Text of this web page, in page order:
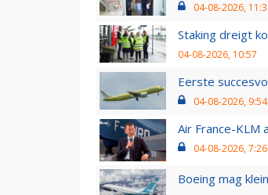
04-08-2026,
Staking dreigt
04-08-2026, 10:57
Eerste
04-08-2026, 9:54
Air France-KLM
04-08-2026, 7:26
Boeing mag